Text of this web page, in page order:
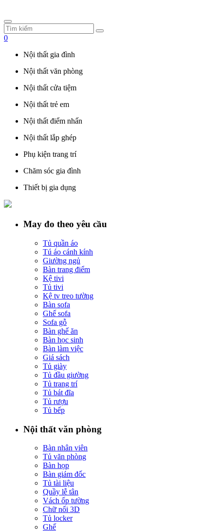
0
Nội thất gia đình
Nội thất văn phòng
Nội thất cửa tiệm
Nội thất trẻ em
Nội thất điểm nhấn
Nội thất lắp ghép
Phụ kiện trang trí
Chăm sóc gia đình
Thiết bị gia dụng
May đo theo yêu cầu
Tủ quần áo
Tú áo cánh kính
Giường ngủ
Bàn trang điểm
Kệ tivi
Tủ tivi
Kệ tv treo tường
Bàn sofa
Ghế sofa
Sofa gỗ
Bàn ghế ăn
Bàn học sinh
Bàn làm việc
Giá sách
Tủ giày
Tủ đầu giường
Tủ trang trí
Tủ bát đĩa
Tủ rượu
Tủ bếp
Nội thất văn phòng
Bàn nhân viên
Tủ văn phòng
Bàn họp
Bàn giám đốc
Tủ tài liệu
Quầy lễ tân
Vách ốp tường
Chữ nổi 3D
Tủ locker
Ghế